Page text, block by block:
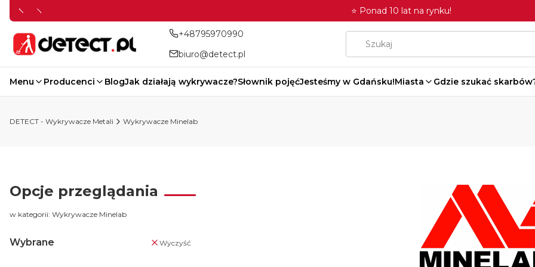
⭐ Ponad 10 lat na rynku!
+48795970990
biuro@detect.pl
Menu Producenci BlogJak działają wykrywacze?Słownik pojęćJesteśmy w Gdańsku!Miasta Gdzie szukać
DETECT - Wykrywacze Metali Wykrywacze Minelab
Opcje przeglądania
w kategorii: Wykrywacze Minelab
Wybrane Wyczyść